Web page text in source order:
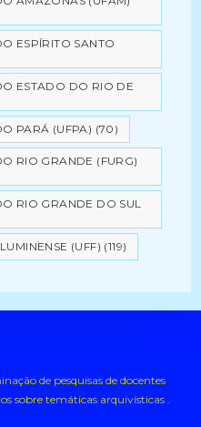
ESPÍRITO SANTO
ESTADO DO RIO DE
PARÁ (UFPA) (70)
RIO GRANDE (FURG)
RIO GRANDE DO SUL
(UFF) (119)
de pesquisas de docentes
sobre temáticas arquivísticas .